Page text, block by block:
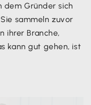
dem Gründer sich
sammeln zuvor
ihrer Branche,
kann gut gehen, ist